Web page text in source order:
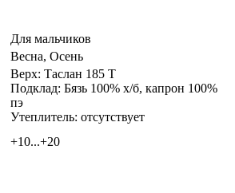
Для мальчиков
Весна, Осень
Верх: Таслан 185 Т
Подклад: Бязь 100% х/б, капрон 100%
пэ
Утеплитель: отсутствует
+10...+20